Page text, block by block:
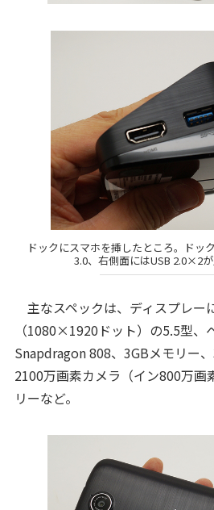
ドックにスマホを挿したところ。ドッ
3.0、右側面にはUSB 2.0×2
主なスペックは、ディスプレー
（1080×1920ドット）の5.5型、
Snapdragon 808、3GBメモリー、
2100万画素カメラ（イン800万画
リーなど。